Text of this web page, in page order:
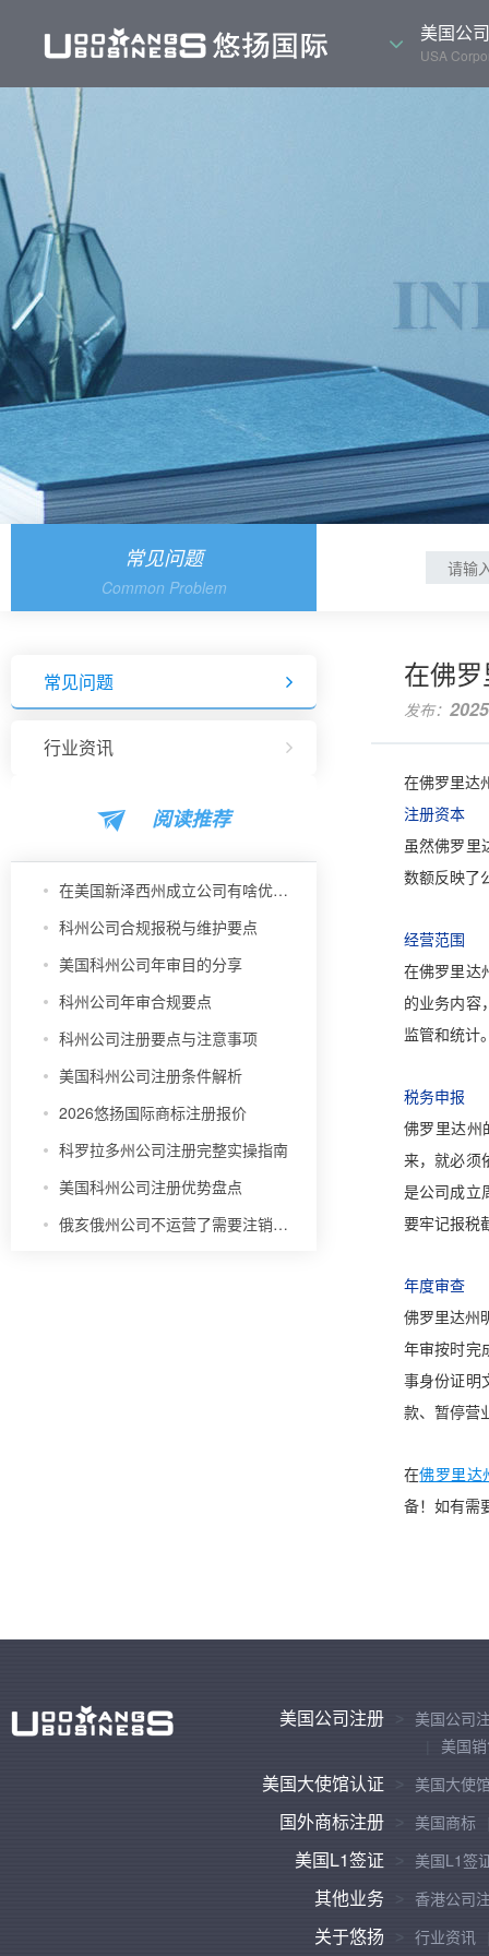
美国公
USA
常见问题
Common Problem
常见问题
行业资讯
阅读推荐
在美国新泽西州成立公司有啥优势？
科州公司合规报税与维护要点
美国科州公司年审目的分享
科州公司年审合规要点
科州公司注册要点与注意事项
美国科州公司注册条件解析
2026悠扬国际商标注册报价
科罗拉多州公司注册完整实操指南
美国科州公司注册优势盘点
俄亥俄州公司不运营了需要注销吗？
在佛
发布：
在佛罗里达
注册资本
虽然佛罗里
数额反映了
经营范围
在佛罗里达
的业务内容
监管和统计
税务申报
佛罗里达州
来，就必须
是公司成立
要牢记报税
年度审查
佛罗里达州
年审按时完
事身份证明
款、暂停营
在佛罗里达
备！如有需
美国公司注册
美国公司
美国
美国大使馆认证 美国大使
国外商标注册 美国商标
美国L1签证 美国L1签
其他业务 香港公司
关于悠扬 行业资讯